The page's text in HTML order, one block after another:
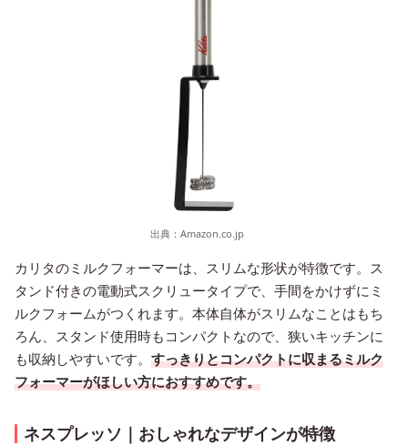
出典： Amazon.co.jp
カリタのミルクフォーマーは、スリムな形状が特徴です。ス
タンド付きの電動式スクリュータイプで、手間をかけずにミ
ルクフォームがつくれます。本体自体がスリムなことはもち
ろん、スタンド使用時もコンパクトなので、狭いキッチンに
も収納しやすいです。 すっきりとコンパクトに収まるミルク
フォーマーがほしい方におすすめです。
ネスプレッソ｜おしゃれなデザインが特徴